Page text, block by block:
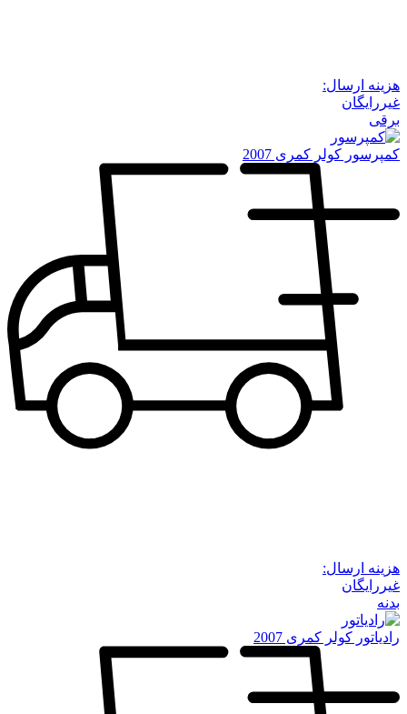
هزینه ارسال:
غیررایگان
برقی
کمپرسور کولر کمری 2007
هزینه ارسال:
غیررایگان
بدنه
رادیاتور کولر کمری 2007